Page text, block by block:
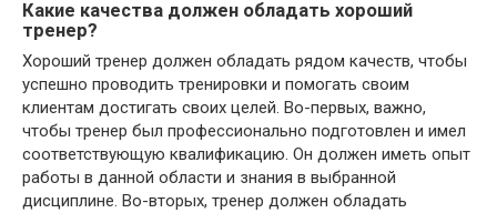
Какие качества должен обладать хороший
тренер?
Хороший тренер должен обладать рядом качеств, чтобы
успешно проводить тренировки и помогать своим
клиентам достигать своих целей. Во-первых, важно,
чтобы тренер был профессионально подготовлен и имел
соответствующую квалификацию. Он должен иметь опыт
работы в данной области и знания в выбранной
дисциплине. Во-вторых, тренер должен обладать